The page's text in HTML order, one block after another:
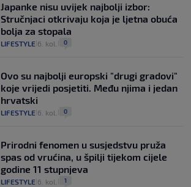
Japanke nisu uvijek najbolji izbor:
Stručnjaci otkrivaju koja je ljetna obuća
bolja za stopala
LIFESTYLE 6. kol. 0
Ovo su najbolji europski "drugi gradovi"
koje vrijedi posjetiti. Među njima i jedan
hrvatski
LIFESTYLE 6. kol. 0
Prirodni fenomen u susjedstvu pruža
spas od vrućina, u špilji tijekom cijele
godine 11 stupnjeva
LIFESTYLE 6. kol. 1